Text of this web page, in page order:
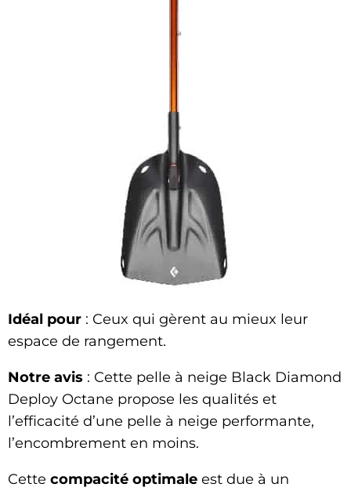
Idéal pour : Ceux qui gèrent au mieux leur
espace de rangement.
Notre avis : Cette pelle à neige Black Diamond
Deploy Octane propose les qualités et
l’efficacité d’une pelle à neige performante,
l’encombrement en moins.
Cette compacité optimale est due à un